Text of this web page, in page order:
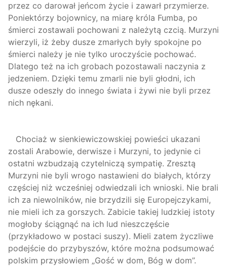
przez co darował jeńcom życie i zawarł przymierze.
Poniektórzy bojownicy, na miarę króla Fumba, po
śmierci zostawali pochowani z należytą czcią. Murzyni
wierzyli, iż żeby dusze zmarłych były spokojne po
śmierci należy je nie tylko uroczyście pochować.
Dlatego też na ich grobach pozostawali naczynia z
jedzeniem. Dzięki temu zmarli nie byli głodni, ich
dusze odeszły do innego świata i żywi nie byli przez
nich nękani.
Chociaż w sienkiewiczowskiej powieści ukazani
zostali Arabowie, derwisze i Murzyni, to jedynie ci
ostatni wzbudzają czytelniczą sympatię. Zresztą
Murzyni nie byli wrogo nastawieni do białych, którzy
częściej niż wcześniej odwiedzali ich wnioski. Nie brali
ich za niewolników, nie brzydzili się Europejczykami,
nie mieli ich za gorszych. Zabicie takiej ludzkiej istoty
mogłoby ściągnąć na ich lud nieszczęście
(przykładowo w postaci suszy). Mieli zatem życzliwe
podejście do przybyszów, które można podsumować
polskim przysłowiem „Gość w dom, Bóg w dom”.